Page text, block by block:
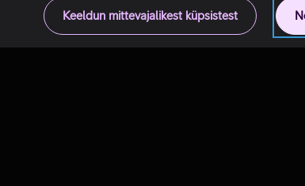
Keeldun mittevajalikest küpsistest